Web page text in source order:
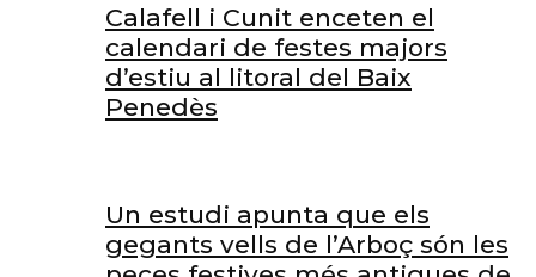
Calafell i Cunit enceten el
calendari de festes majors
d’estiu al litoral del Baix
Penedès
Un estudi apunta que els
gegants vells de l’Arboç són les